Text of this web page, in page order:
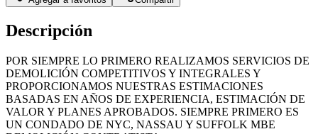
Descripción
POR SIEMPRE LO PRIMERO REALIZAMOS SERVICIOS DE
DEMOLICIÓN COMPETITIVOS Y INTEGRALES Y
PROPORCIONAMOS NUESTRAS ESTIMACIONES
BASADAS EN AÑOS DE EXPERIENCIA, ESTIMACIÓN DE
VALOR Y PLANES APROBADOS. SIEMPRE PRIMERO ES
UN CONDADO DE NYC, NASSAU Y SUFFOLK MBE